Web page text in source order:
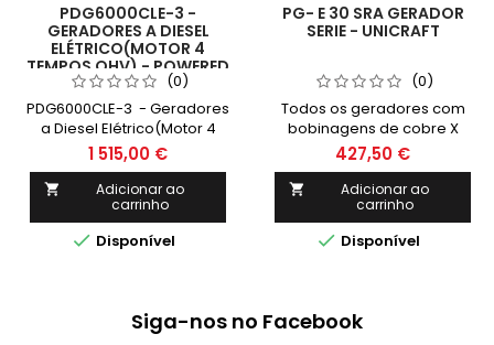
PDG6000CLE-3 -
GERADORES A DIESEL
ELÉTRICO(MOTOR 4
TEMPOS OHV) - POWERED
(0)
PDG6000CLE-3 - Geradores
a Diesel Elétrico(Motor 4
Tempos OHV) - POWERED
1 515,00 €

Adicionar ao
carrinho
 Disponível
PG- E 30 SRA GERADOR
SERIE - UNICRAFT
(0)
Todos os geradores com
bobinagens de cobre X
Performance de curto
prazo superior 3 vezes a
potência
nominalRegulação
automática da voltagem
AVRProteção de
automaticamente com
427,50 €

Adicionar ao
carrinho
 Disponível
Siga-nos no Facebook